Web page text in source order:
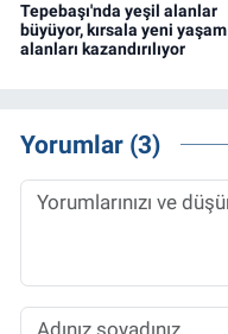
Tepebaşı'nda yeşil alanlar
büyüyor, kırsala yeni yaşam
alanları kazandırılıyor
Yorumlar (3)